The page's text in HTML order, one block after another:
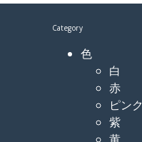
Category
色
白
赤
ピンク
紫